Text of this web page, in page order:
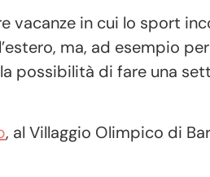
vacanze in cui lo sport
ma, ad esempio
possibilità di fare una
, al Villaggio Olimpico di